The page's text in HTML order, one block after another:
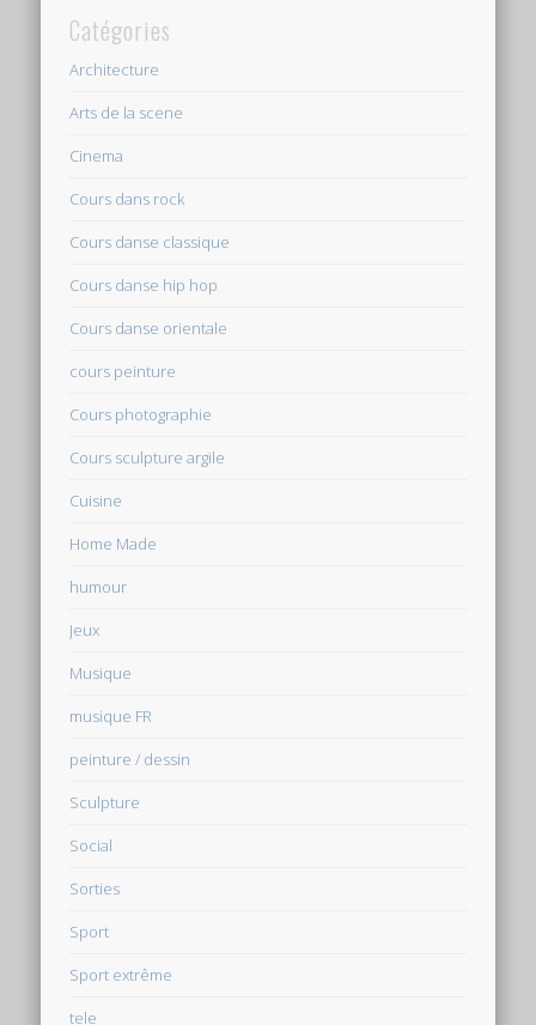
Catégories
Architecture
Arts de la scene
Cinema
Cours dans rock
Cours danse classique
Cours danse hip hop
Cours danse orientale
cours peinture
Cours photographie
Cours sculpture argile
Cuisine
Home Made
humour
Jeux
Musique
musique FR
peinture / dessin
Sculpture
Social
Sorties
Sport
Sport extrême
tele